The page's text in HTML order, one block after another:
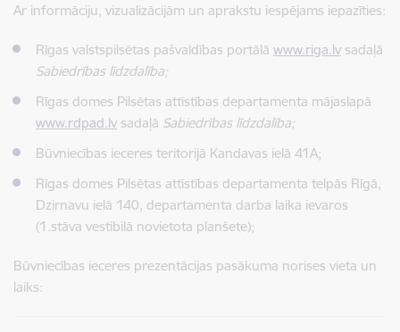
Ar informāciju, vizualizācijām un aprakstu iespējams iepazīties:
Rīgas valstspilsētas pašvaldības portālā www.riga.lv sadaļā
Sabiedrības līdzdalība;
Rīgas domes Pilsētas attīstības departamenta mājaslapā
www.rdpad.lv sadaļā Sabiedrības līdzdalība;
Būvniecības ieceres teritorijā Kandavas ielā 41A;
Rīgas domes Pilsētas attīstības departamenta telpās Rīgā,
Dzirnavu ielā 140, departamenta darba laika ievaros
(1.stāva vestibilā novietota planšete);
Būvniecības ieceres prezentācijas pasākuma norises vieta un
laiks: